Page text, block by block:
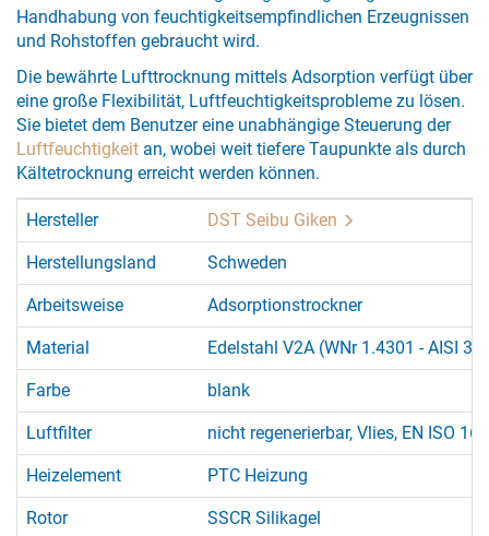
Handhabung von feuchtigkeitsempfindlichen Erzeugnissen
und Rohstoffen gebraucht wird.
Die bewährte Lufttrocknung mittels Adsorption verfügt über
eine große Flexibilität, Luftfeuchtigkeitsprobleme zu lösen.
Sie bietet dem Benutzer eine unabhängige Steuerung der
Luftfeuchtigkeit an, wobei weit tiefere Taupunkte als durch
Kältetrocknung erreicht werden können.
Hersteller DST Seibu Giken
Herstellungsland Schweden
Arbeitsweise Adsorptionstrockner
Material Edelstahl V2A (WNr 1.4301 - AISI
Farbe blank
Luftfilter nicht regenerierbar, Vlies, EN ISO
Heizelement PTC Heizung
Rotor SSCR Silikagel